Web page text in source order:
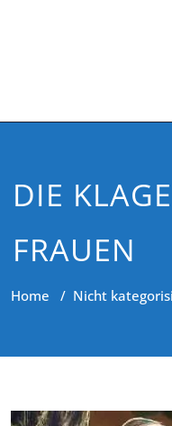
DIE
FRAUEN
Home / Nicht